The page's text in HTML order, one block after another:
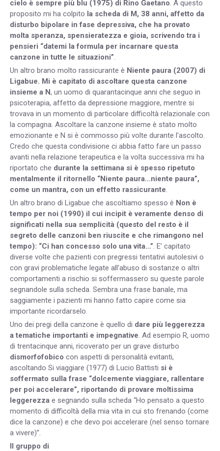
cielo è sempre più blu (1975) di Rino Gaetano . A questo
proposito mi ha colpito la scheda di M, 38 anni, affetto da
disturbo bipolare in fase depressiva, che ha provato
molta speranza, spensieratezza e gioia, scrivendo tra i
pensieri “datemi la formula per incarnare questa
canzone in tutte le situazioni”
Un altro brano molto rassicurante è Niente paura (2007) di
Ligabue. Mi è capitato di ascoltare questa canzone
insieme a N, un uomo di quarantacinque anni che seguo in
psicoterapia, affetto da depressione maggiore, mentre si
trovava in un momento di particolare difficoltà relazionale con
la compagna. Ascoltare la canzone insieme è stato molto
emozionante e N si è commosso più volte durante l’ascolto.
Credo che questa condivisione ci abbia fatto fare un passo
avanti nella relazione terapeutica e la volta successiva mi ha
riportato che durante la settimana si è spesso ripetuto
mentalmente il ritornello “Niente paura…niente paura”,
come un mantra, con un effetto rassicurante
Un altro brano di Ligabue che ascoltiamo spesso è Non è
tempo per noi (1990) il cui incipit è veramente denso di
significati nella sua semplicità (questo del resto è il
segreto delle canzoni ben riuscite e che rimangono nel
tempo): “Ci han concesso solo una vita…” . E’ capitato
diverse volte che pazienti con pregressi tentativi autolesivi o
con gravi problematiche legate all’abuso di sostanze o altri
comportamenti a rischio si soffermassero su queste parole
segnandole sulla scheda. Sembra una frase banale, ma
saggiamente i pazienti mi hanno fatto capire come sia
importante ricordarselo.
Uno dei pregi della canzone è quello di dare più leggerezza
a tematiche importanti e impegnative . Ad esempio R, uomo
di trentacinque anni, ricoverato per un grave disturbo
dismorfofobico con aspetti di personalità evitanti,
ascoltando Si viaggiare (1977) di Lucio Battisti si è
soffermato sulla frase “dolcemente viaggiare, rallentare
per poi accelerare”, riportando di provare moltissima
leggerezza e segnando sulla scheda “Ho pensato a questo
momento di difficoltà della mia vita in cui sto frenando (come
dice la canzone) e che devo poi accelerare (nel senso tornare
a vivere)”.
Il gruppo di